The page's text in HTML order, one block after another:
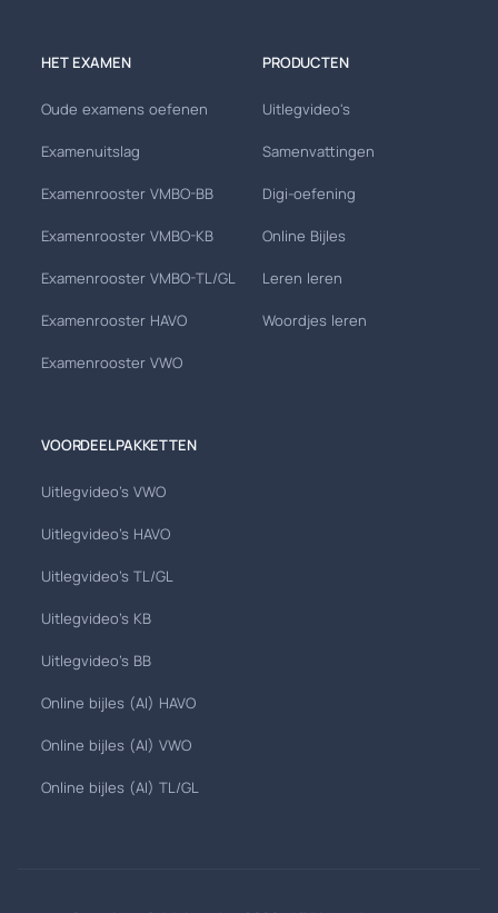
HET EXAMEN
Oude examens oefenen
Examenuitslag
Examenrooster VMBO-BB
Examenrooster VMBO-KB
Examenrooster VMBO-TL/GL
Examenrooster HAVO
Examenrooster VWO
PRODUCTEN
Uitlegvideo's
Samenvattingen
Digi-oefening
Online Bijles
Leren leren
Woordjes leren
VOORDEELPAKKETTEN
Uitlegvideo's VWO
Uitlegvideo's HAVO
Uitlegvideo's TL/GL
Uitlegvideo's KB
Uitlegvideo's BB
Online bijles (AI) HAVO
Online bijles (AI) VWO
Online bijles (AI) TL/GL